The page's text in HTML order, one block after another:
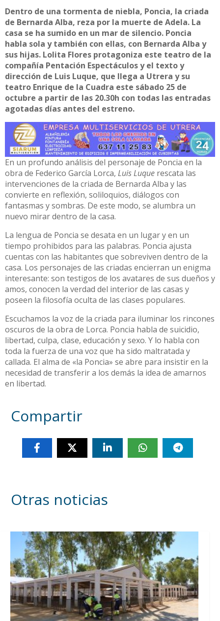
Dentro de una tormenta de niebla, Poncia, la criada
de Bernarda Alba, reza por la muerte de Adela. La
casa se ha sumido en un mar de silencio. Poncia
habla sola y también con ellas, con Bernarda Alba y
sus hijas. Lolita Flores protagoniza este teatro de la
compañía Pentación Espectáculos y el texto y
dirección de Luis Luque, que llega a Utrera y su
teatro Enrique de la Cuadra este sábado 25 de
octubre a partir de las 20.30h con todas las entradas
agotadas días antes del estreno.
En un profundo análisis del personaje de Poncia en la
obra de Federico García Lorca, Luis Luque rescata las
intervenciones de la criada de Bernarda Alba y las
convierte en reflexión, soliloquios, diálogos con
fantasmas y sombras. De este modo, se alumbra un
nuevo mirar dentro de la casa.
La lengua de Poncia se desata en un lugar y en un
tiempo prohibidos para las palabras. Poncia ajusta
cuentas con las habitantes que sobreviven dentro de la
casa. Los personajes de las criadas encierran un enigma
interesante: son testigos de los avatares de sus dueños y
amos, conocen la verdad del interior de las casas y
poseen la filosofía oculta de las clases populares.
Escuchamos la voz de la criada para iluminar los rincones
oscuros de la obra de Lorca. Poncia habla de suicidio,
libertad, culpa, clase, educación y sexo. Y lo habla con
toda la fuerza de una voz que ha sido maltratada y
callada. El alma de «la Poncia» se abre para insistir en la
necesidad de transferir a los demás la idea de amarnos
en libertad.
Compartir
Otras noticias